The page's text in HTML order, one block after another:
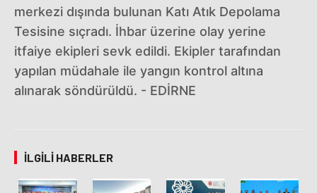
merkezi dışında bulunan Katı Atık Depolama
Tesisine sıçradı. İhbar üzerine olay yerine
itfaiye ekipleri sevk edildi. Ekipler tarafından
yapılan müdahale ile yangın kontrol altına
alınarak söndürüldü. - EDİRNE
İLGILI HABERLER